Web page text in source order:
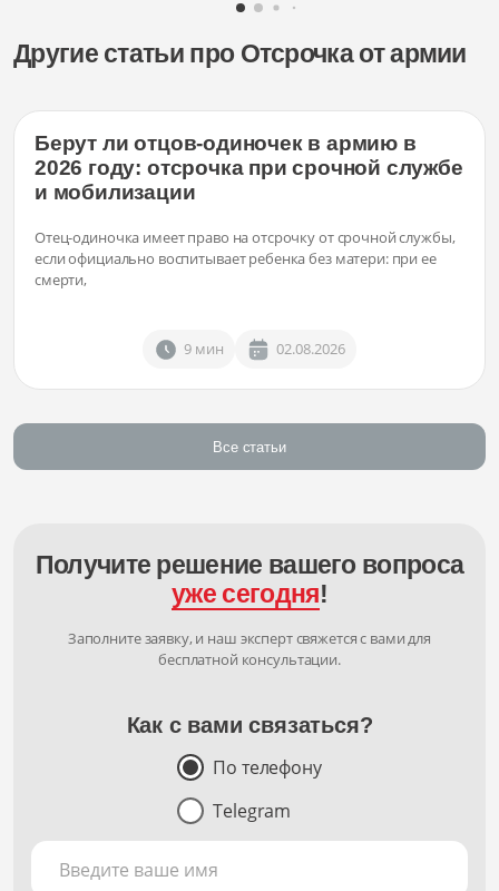
Другие статьи про Отсрочка от армии
Берут ли отцов-одиночек в армию в
2026 году: отсрочка при срочной службе
и мобилизации
Отец-одиночка имеет право на отсрочку от срочной службы,
если официально воспитывает ребенка без матери: при ее
смерти,
9 мин 02.08.2026
Все статьи
Получите решение вашего вопроса
уже сегодня!
Заполните заявку, и наш эксперт свяжется с вами для
бесплатной консультации.
Как с вами связаться?
По телефону
Telegram
Введите ваше имя